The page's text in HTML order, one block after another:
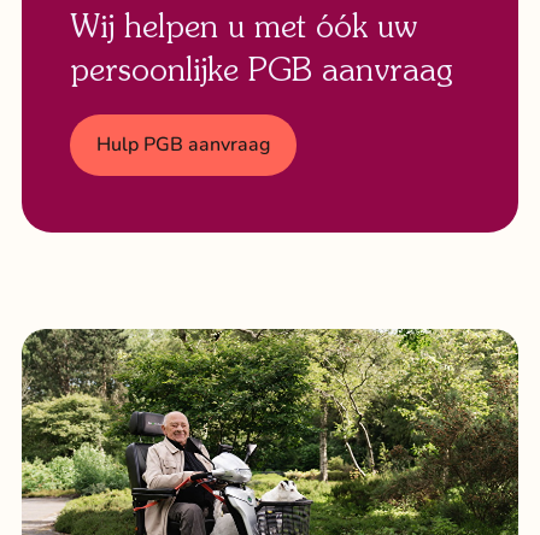
Wij helpen u met óók uw
persoonlijke PGB aanvraag
Hulp PGB aanvraag